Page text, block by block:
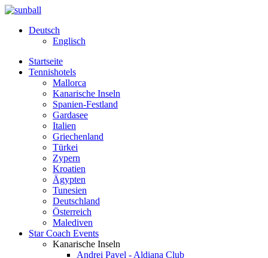
Deutsch
Englisch
Startseite
Tennishotels
Mallorca
Kanarische Inseln
Spanien-Festland
Gardasee
Italien
Griechenland
Türkei
Zypern
Kroatien
Ägypten
Tunesien
Deutschland
Österreich
Malediven
Star Coach Events
Kanarische Inseln
Andrei Pavel - Aldiana Club